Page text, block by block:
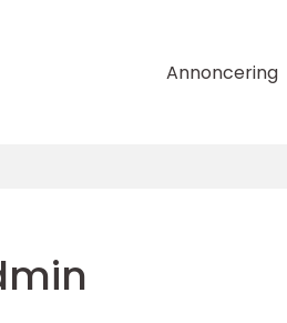
Annoncering